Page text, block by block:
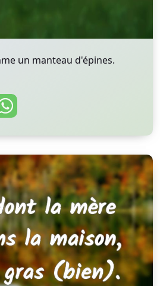
un manteau d'épines.